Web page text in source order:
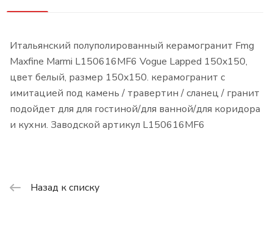
Итальянский полуполированный керамогранит Fmg
Maxfine Marmi L150616MF6 Vogue Lapped 150x150,
цвет белый, размер 150x150. керамогранит с
имитацией под камень / травертин / сланец / гранит
подойдет для для гостиной/для ванной/для коридора
и кухни. Заводской артикул L150616MF6
Назад к списку